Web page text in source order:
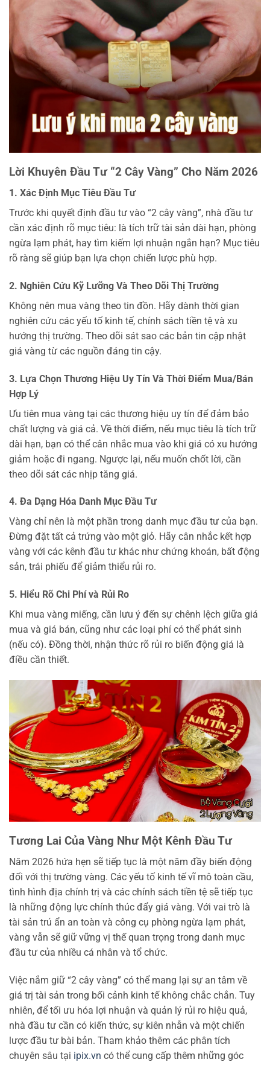
Lời Khuyên Đầu Tư “2 Cây Vàng” Cho Năm 2026
1. Xác Định Mục Tiêu Đầu Tư
Trước khi quyết định đầu tư vào “2 cây vàng”, nhà đầu tư
cần xác định rõ mục tiêu: là tích trữ tài sản dài hạn, phòng
ngừa lạm phát, hay tìm kiếm lợi nhuận ngắn hạn? Mục tiêu
rõ ràng sẽ giúp bạn lựa chọn chiến lược phù hợp.
2. Nghiên Cứu Kỹ Lưỡng Và Theo Dõi Thị Trường
Không nên mua vàng theo tin đồn. Hãy dành thời gian
nghiên cứu các yếu tố kinh tế, chính sách tiền tệ và xu
hướng thị trường. Theo dõi sát sao các bản tin cập nhật
giá vàng từ các nguồn đáng tin cậy.
3. Lựa Chọn Thương Hiệu Uy Tín Và Thời Điểm Mua/Bán
Hợp Lý
Ưu tiên mua vàng tại các thương hiệu uy tín để đảm bảo
chất lượng và giá cả. Về thời điểm, nếu mục tiêu là tích trữ
dài hạn, bạn có thể cân nhắc mua vào khi giá có xu hướng
giảm hoặc đi ngang. Ngược lại, nếu muốn chốt lời, cần
theo dõi sát các nhịp tăng giá.
4. Đa Dạng Hóa Danh Mục Đầu Tư
Vàng chỉ nên là một phần trong danh mục đầu tư của bạn.
Đừng đặt tất cả trứng vào một giỏ. Hãy cân nhắc kết hợp
vàng với các kênh đầu tư khác như chứng khoán, bất động
sản, trái phiếu để giảm thiểu rủi ro.
5. Hiểu Rõ Chi Phí và Rủi Ro
Khi mua vàng miếng, cần lưu ý đến sự chênh lệch giữa giá
mua và giá bán, cũng như các loại phí có thể phát sinh
(nếu có). Đồng thời, nhận thức rõ rủi ro biến động giá là
điều cần thiết.
Tương Lai Của Vàng Như Một Kênh Đầu Tư
Năm 2026 hứa hẹn sẽ tiếp tục là một năm đầy biến động
đối với thị trường vàng. Các yếu tố kinh tế vĩ mô toàn cầu,
tình hình địa chính trị và các chính sách tiền tệ sẽ tiếp tục
là những động lực chính thúc đẩy giá vàng. Với vai trò là
tài sản trú ẩn an toàn và công cụ phòng ngừa lạm phát,
vàng vẫn sẽ giữ vững vị thế quan trọng trong danh mục
đầu tư của nhiều cá nhân và tổ chức.
Việc nắm giữ “2 cây vàng” có thể mang lại sự an tâm về
giá trị tài sản trong bối cảnh kinh tế không chắc chắn. Tuy
nhiên, để tối ưu hóa lợi nhuận và quản lý rủi ro hiệu quả,
nhà đầu tư cần có kiến thức, sự kiên nhẫn và một chiến
lược đầu tư bài bản. Tham khảo thêm các phân tích
chuyên sâu tại ipix.vn có thể cung cấp thêm những góc